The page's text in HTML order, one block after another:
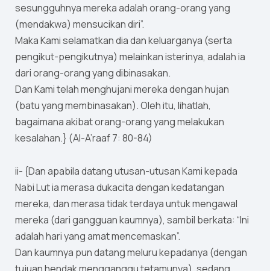
sesungguhnya mereka adalah orang-orang yang
(mendakwa) mensucikan diri”.
Maka Kami selamatkan dia dan keluarganya (serta
pengikut-pengikutnya) melainkan isterinya, adalah ia
dari orang-orang yang dibinasakan.
Dan Kami telah menghujani mereka dengan hujan
(batu yang membinasakan). Oleh itu, lihatlah,
bagaimana akibat orang-orang yang melakukan
kesalahan.} (Al-A’raaf 7: 80-84)
ii- {Dan apabila datang utusan-utusan Kami kepada
Nabi Lut ia merasa dukacita dengan kedatangan
mereka, dan merasa tidak terdaya untuk mengawal
mereka (dari gangguan kaumnya), sambil berkata: “Ini
adalah hari yang amat mencemaskan”.
Dan kaumnya pun datang meluru kepadanya (dengan